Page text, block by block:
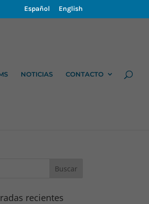
Español English
NOTICIAS CONTACTO
recientes